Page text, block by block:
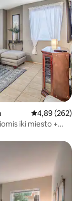
Vidutinis
4,89 (262)
iki miesto +